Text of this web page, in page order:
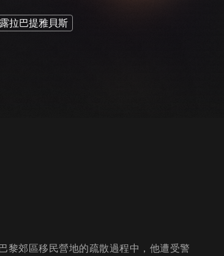
露拉巴提雅貝斯
黎郊區移民營地的疏散過程中，他遭受警